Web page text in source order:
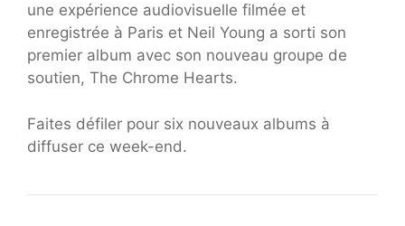
une expérience audiovisuelle filmée et
enregistrée à Paris et Neil Young a sorti son
premier album avec son nouveau groupe de
soutien, The Chrome Hearts.
Faites défiler pour six nouveaux albums à
diffuser ce week-end.